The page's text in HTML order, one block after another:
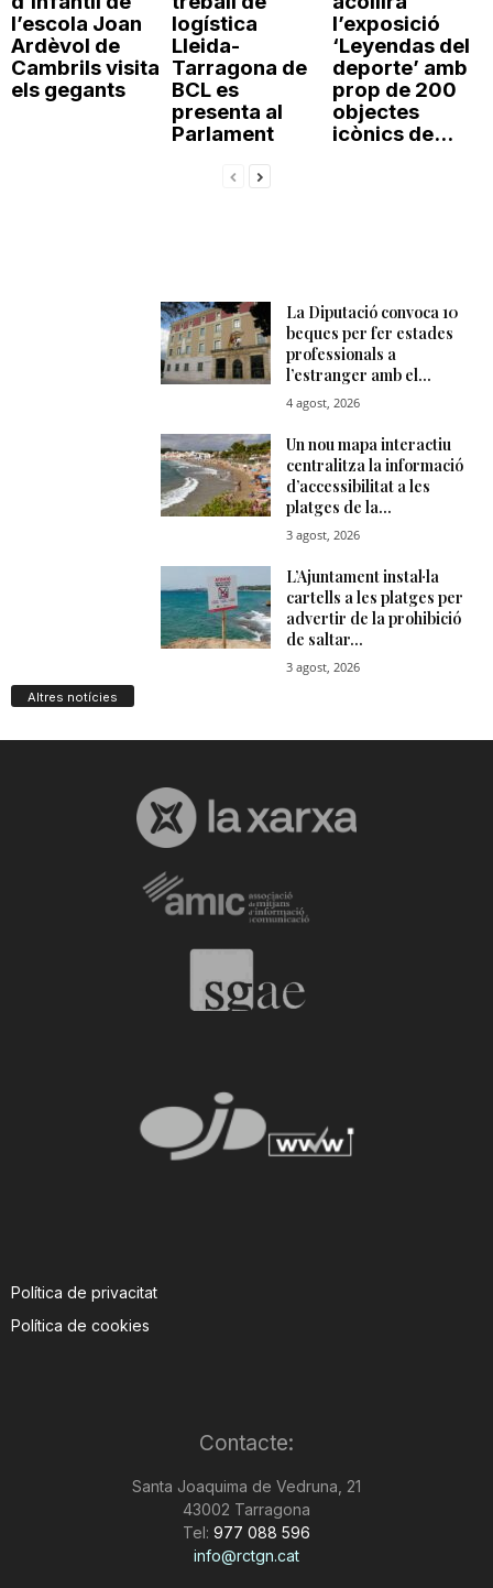
l’escola Joan
Ardèvol de
Cambrils visita
els gegants
logística
Lleida-
Tarragona de
BCL es
presenta al
Parlament
l’exposició
‘Leyendas del
deporte’ amb
prop de 200
objectes
icònics de...
Altres notícies
Política de privacitat
Política de cookies
Contacte:
Santa Joaquima de Vedruna, 21
43002 Tarragona
Tel: 977 088 596
info@rctgn.cat